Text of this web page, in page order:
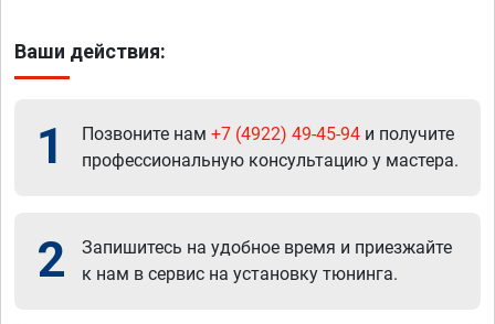
Ваши действия:
1 Позвоните нам +7 (4922) 49-45-94 и получите
профессиональную консультацию у мастера.
2
Запишитесь на удобное время и приезжайте
к нам в сервис на установку тюнинга.